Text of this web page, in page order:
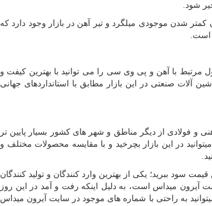
شود.
به بیشتر شدن ساختمان سازی توسط دولت در سال 1400 و 1401 امکان کمتر شدن موجودی میلگرد و تیر آهن در بازار وجود دارد که
است.
مرتبط با آهن و پی وی سی را می توانید با بهترین کیفت و
آلات صنعتی در این بازار مطابق با استانداردهای جهانی
و فولادی از دیگر مناطق و شهر های کشور بسیار پایین تر
در این بازار بچرخید و با مقایسه محصولات مختلف و
سود ببرید؛ یکی از بهترین وارد کنندگان و تولید کنندگان
آیرون میداس است، به دلیل اینکه رفت و آمد در این روز
به راحتی با شماره های موجود در سایت آیرون میداس